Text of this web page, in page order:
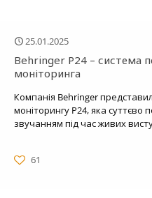
25.01.2025
Behringer P24 – система
моніторинга
Компанія Behringer
моніторингу P24, яка
звучанням під час живих
61